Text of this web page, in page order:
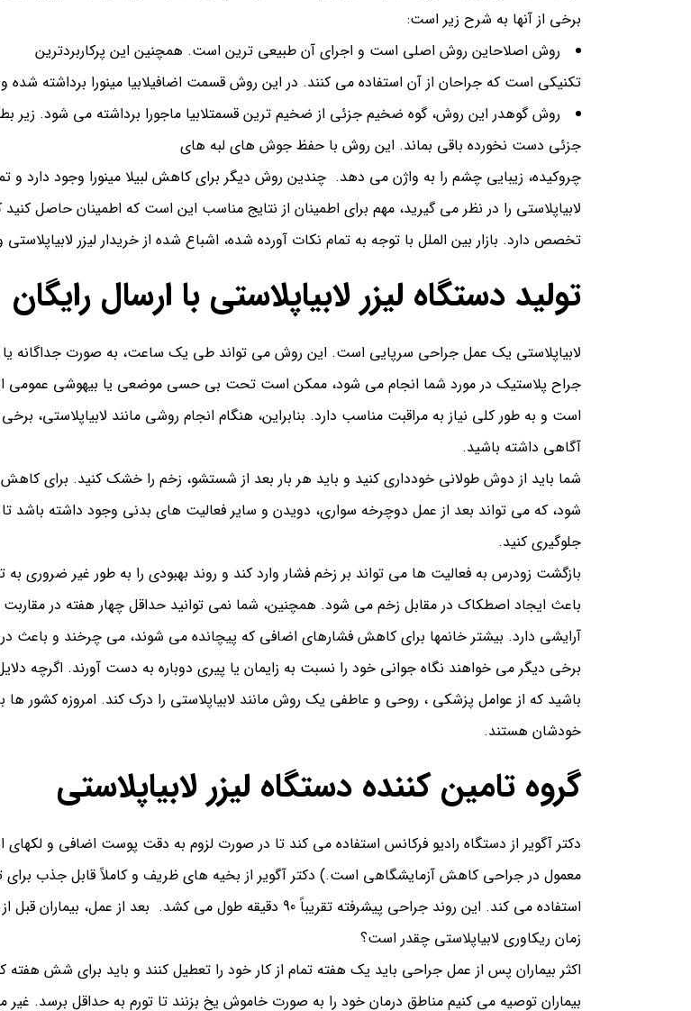
برخی از آنها به شرح زیر است:
روش اصلاحاین روش اصلی است و اجرای آن طبیعی ترین است. همچنین این پرکاربردترین
تکنیکی است که جراحان از آن استفاده می کنند. در این روش قسمت اضافیلابیا مینورا برداشته شده
روش گوهدر این روش، گوه ضخیم جزئی از ضخیم ترین قسمتلابیا ماجورا برداشته می شود. زیر
جزئی دست نخورده باقی بماند. این روش با حفظ جوش های لبه های
چروکیده، زیبایی چشم را به واژن می دهد. چندین روش دیگر برای کاهش لبیلا مینورا وجود دارد
لابیاپلاستی را در نظر می گیرید، مهم برای اطمینان از نتایج مناسب این است که اطمینان حاصل
تخصص دارد. بازار بین الملل با توجه به تمام نکات آورده شده، اشباع شده از خریدار لیزر
تولید دستگاه لیزر لابیاپلاستی با ارسال رایگان
لابیاپلاستی یک عمل جراحی سرپایی است. این روش می تواند طی یک ساعت، به صورت جداگانه یا با
جراح پلاستیک در مورد شما انجام می شود، ممکن است تحت بی حسی موضعی یا بیهوشی عمومی
است و به طور کلی نیاز به مراقبت مناسب دارد. بنابراین، هنگام انجام روشی مانند لابیاپلاستی،
آگاهی داشته باشید.
شما باید از دوش طولانی خودداری کنید و باید هر بار بعد از شستشو، زخم را خشک کنید. برای
شود، که می تواند بعد از عمل دوچرخه سواری، دویدن و سایر فعالیت های بدنی وجود داشته باشد
جلوگیری کنید.
بازگشت زودرس به فعالیت ها می تواند بر زخم فشار وارد کند و روند بهبودی را به طور غیر ضروری به
باعث ایجاد اصطکاک در مقابل زخم می شود. همچنین، شما نمی توانید حداقل چهار هفته در
آرایشی دارد. بیشتر خانمها برای كاهش فشارهای اضافی كه پیچانده می شوند، می چرخند و
برخی دیگر می خواهند نگاه جوانی خود را نسبت به زایمان یا پیری دوباره به دست آورند. اگرچه
باشید که از عوامل پزشکی ، روحی و عاطفی یک روش مانند لابیاپلاستی را درک کند. امروزه کشور ها
خودشان هستند.
گروه تامین کننده دستگاه لیزر لابیاپلاستی
دکتر آگویر از دستگاه رادیو فرکانس استفاده می کند تا در صورت لزوم به دقت پوست اضافی و
معمول در جراحي كاهش آزمايشگاهي است.) دكتر آگوير از بخيه هاي ظريف و كاملاً قابل جذب
استفاده مي كند. این روند جراحی پیشرفته تقریباً 90 دقیقه طول می کشد.
بعد از عمل، بیماران قبل
زمان ریکاوری لابیاپلاستی چقدر است؟
اکثر بیماران پس از عمل جراحی باید یک هفته تمام از کار خود را تعطیل کنند و باید برای شش
بیماران توصیه می کنیم مناطق درمان خود را به صورت خاموش یخ بزنند تا تورم به حداقل برسد.